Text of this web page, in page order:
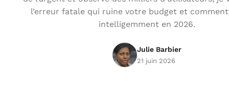
l’erreur fatale qui ruine votre budget et
intelligemment en 2026.
Julie Barbier
21 juin 2026